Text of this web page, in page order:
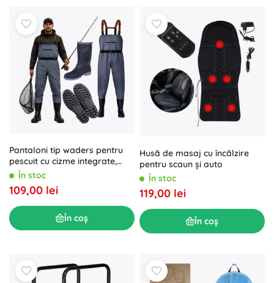
Pantaloni tip waders pentru
pescuit cu cizme integrate,
mărimea 44
În stoc
109,00 lei
În coș
Husă de masaj cu încălzire
pentru scaun și auto
În stoc
119,00 lei
În coș